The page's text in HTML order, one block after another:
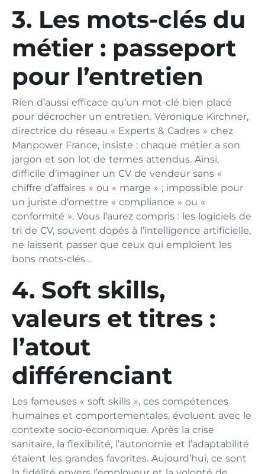
3. Les mots-clés du
métier : passeport
pour l’entretien
Rien d’aussi efficace qu’un mot-clé bien placé
pour décrocher un entretien. Véronique Kirchner,
directrice du réseau « Experts & Cadres » chez
Manpower France, insiste : chaque métier a son
jargon et son lot de termes attendus. Ainsi,
difficile d’imaginer un CV de vendeur sans «
chiffre d’affaires » ou « marge » ; impossible pour
un juriste d’omettre « compliance » ou «
conformité ». Vous l’aurez compris : les logiciels de
tri de CV, souvent dopés à l’intelligence artificielle,
ne laissent passer que ceux qui emploient les
bons mots-clés…
4. Soft skills,
valeurs et titres :
l’atout
différenciant
Les fameuses « soft skills », ces compétences
humaines et comportementales, évoluent avec le
contexte socio-économique. Après la crise
sanitaire, la flexibilité, l’autonomie et l’adaptabilité
étaient les grandes favorites. Aujourd’hui, ce sont